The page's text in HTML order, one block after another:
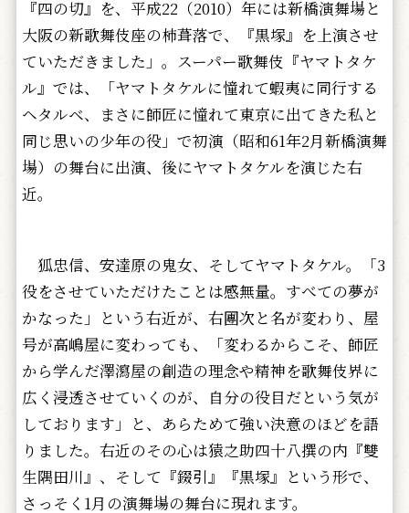
『四の切』を、平成22（2010）年には新橋演舞場と
大阪の新歌舞伎座の柿葺落で、『黒塚』を上演させ
ていただきました」。スーパー歌舞伎『ヤマトタケ
ル』では、「ヤマトタケルに憧れて蝦夷に同行する
ヘタルベ、まさに師匠に憧れて東京に出てきた私と
同じ思いの少年の役」で初演（昭和61年2月新橋演舞
場）の舞台に出演、後にヤマトタケルを演じた右
近。
狐忠信、安達原の鬼女、そしてヤマトタケル。「3
役をさせていただけたことは感無量。すべての夢が
かなった」という右近が、右團次と名が変わり、屋
号が高嶋屋に変わっても、「変わるからこそ、師匠
から学んだ澤瀉屋の創造の理念や精神を歌舞伎界に
広く浸透させていくのが、自分の役目だという気が
しております」と、あらためて強い決意のほどを語
りました。右近のその心は猿之助四十八撰の内『雙
生隅田川』、そして『錣引』『黒塚』という形で、
さっそく1月の演舞場の舞台に現れます。